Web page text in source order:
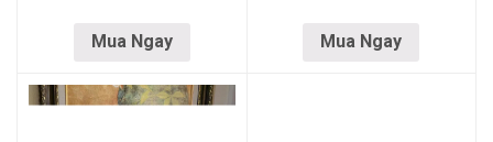
Mua Ngay Mua Ngay